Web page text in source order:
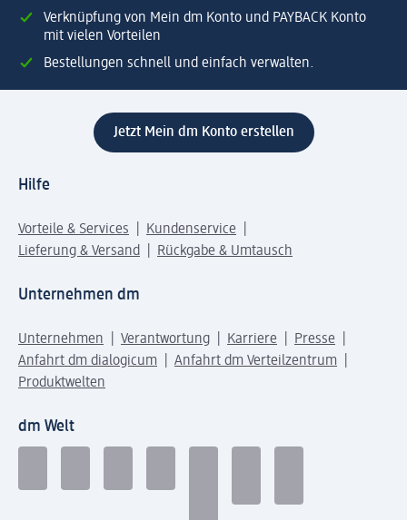
Verknüpfung von Mein dm Konto und PAYBACK Konto
mit vielen Vorteilen
Bestellungen schnell und einfach verwalten.
Jetzt Mein dm Konto erstellen
Hilfe
Vorteile & Services
Kundenservice
Lieferung & Versand
Rückgabe & Umtausch
Unternehmen dm
Unternehmen Verantwortung Karriere
Presse
Anfahrt dm dialogicum
Anfahrt dm Verteilzentrum
Produktwelten
dm Welt